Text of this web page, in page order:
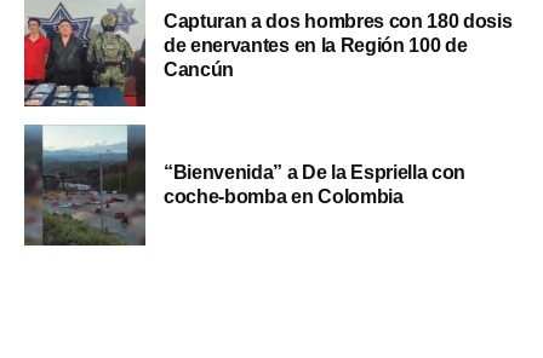
Capturan a dos hombres con 180 dosis
de enervantes en la Región 100 de
Cancún
“Bienvenida” a De la Espriella con
coche-bomba en Colombia